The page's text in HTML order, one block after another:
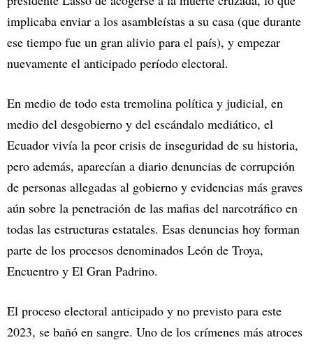
implicaba enviar a los asambleístas a su casa (que durante
ese tiempo fue un gran alivio para el país), y empezar
nuevamente el anticipado período electoral.
En medio de todo esta tremolina política y judicial, en
medio del desgobierno y del escándalo mediático, el
Ecuador vivía la peor crisis de inseguridad de su historia,
pero además, aparecían a diario denuncias de corrupción
de personas allegadas al gobierno y evidencias más graves
aún sobre la penetración de las mafias del narcotráfico en
todas las estructuras estatales. Esas denuncias hoy forman
parte de los procesos denominados León de Troya,
Encuentro y El Gran Padrino.
El proceso electoral anticipado y no previsto para este
2023, se bañó en sangre. Uno de los crímenes más atroces